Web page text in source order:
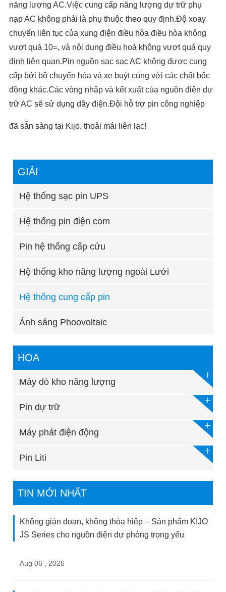
năng lượng AC.Việc cung cấp năng lượng dự trữ phụ
nạp AC không phải là phụ thuộc theo quy định.Độ xoay
chuyển liên tục của xung điện điều hòa điều hòa không
vượt quá 10=, và nội dung điều hoà không vượt quá quy
định liên quan.Pin nguồn sạc sạc AC không được cung
cấp bởi bộ chuyển hóa và xe buýt cùng với các chất bốc
đồng khác.Các vòng nhập và kết xuất của nguồn điện dự
trữ AC sẽ sử dụng dây điện.Đội hỗ trợ pin công nghiệp
đã sẵn sàng tại Kijo, thoải mái liên lạc!
GIẢI
Hệ thống sạc pin UPS
Hệ thống pin điện com
Pin hệ thống cấp cứu
Hệ thống kho năng lượng ngoài Lưới
Hệ thống cung cấp pin
Ánh sáng Phoovoltaic
HOA
Máy dò kho năng lượng
Pin dự trữ
Máy phát điện động
Pin Liti
TIN MỚI NHẤT
Không gián đoạn, không thỏa hiệp – Sản phẩm KIJO
JS Series cho nguồn điện dự phòng trọng yếu
Aug 06 , 2026